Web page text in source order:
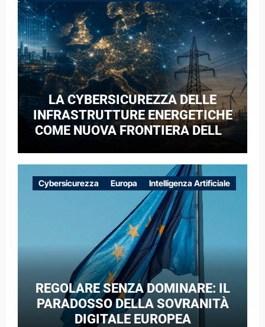
LA CYBERSICUREZZA DELLE
INFRASTRUTTURE ENERGETICHE
COME NUOVA FRONTIERA DELLA
CASO DELLE RETI ELETTRICHE
EUROPEE NEL CONTESTO DELLA
GUERRA IBRIDA
Cybersicurezza Europa Intelligenza Artificiale
REGOLARE SENZA DOMINARE: IL
PARADOSSO DELLA SOVRANITÀ
DIGITALE EUROPEA